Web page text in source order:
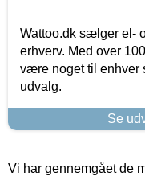
Wattoo.dk sælger el-
erhverv. Med over
være noget til enhver
udvalg.
Se
Vi har gennemgået de